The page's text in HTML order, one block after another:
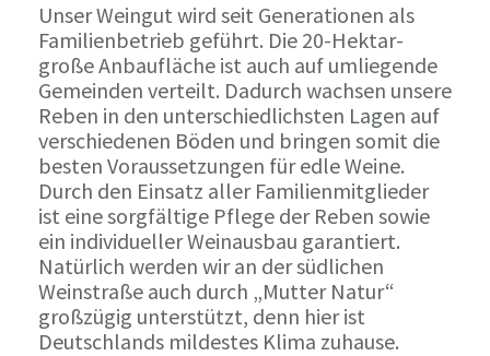
Unser Weingut wird seit Generationen als
Familienbetrieb geführt. Die 20-Hektar-
große Anbaufläche ist auch auf umliegende
Gemeinden verteilt. Dadurch wachsen unsere
Reben in den unterschiedlichsten Lagen auf
verschiedenen Böden und bringen somit die
besten Voraussetzungen für edle Weine.
Durch den Einsatz aller Familienmitglieder
ist eine sorgfältige Pflege der Reben sowie
ein individueller Weinausbau garantiert.
Natürlich werden wir an der südlichen
Weinstraße auch durch „Mutter Natur“
großzügig unterstützt, denn hier ist
Deutschlands mildestes Klima zuhause.